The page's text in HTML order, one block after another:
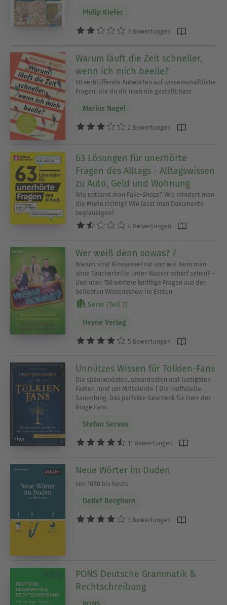
Philip Kiefer
3 Bewertungen
Warum läuft die Zeit schneller,
wenn ich mich beeile?
50 verblüffende Antworten auf wissenschaftliche
Fragen, die du dir noch nie gestellt hast
Marius Nagel
2 Bewertungen
63 Lösungen für unerhörte
Fragen des Alltags - Alltagswissen
zu Auto, Geld und Wohnung
Wie entlarvt man Fake-Shops? Wie mindert man
die Miete richtig? Wie lässt man Dokumente
beglaubigen?
4 Bewertungen
Wer weiß denn sowas? 7
Warum sind Kinosessel rot und wie kann man
ohne Taucherbrille unter Wasser scharf sehen? –
Und über 150 weitere knifflige Fragen aus der
beliebten Wissensshow im Ersten
Serie (Teil 7)
Heyne Verlag
5 Bewertungen
Unnützes Wissen für Tolkien-Fans
Die spannendsten, absurdesten und lustigsten
Fakten rund um Mittelerde | Die inoffizielle
Sammlung. Das perfekte Geschenk für Herr der
Ringe Fans
Stefan Servos
11 Bewertungen
Neue Wörter im Duden
von 1880 bis heute
Detlef Berghorn
3 Bewertungen
PONS Deutsche Grammatik &
Rechtschreibung